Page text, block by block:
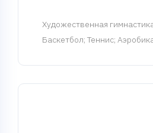
Художественная
Баскетбол; Теннис;